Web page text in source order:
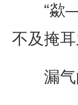
“歘——
不及掩
漏气的